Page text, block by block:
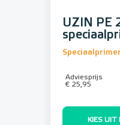
UZIN PE
Speciaalprimer
Adviesprijs
€ 25,95
KIES UIT